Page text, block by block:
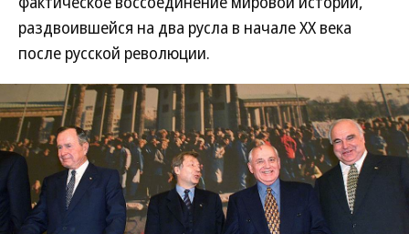
раздвоившейся на два русла в начале ХХ века
после русской революции.